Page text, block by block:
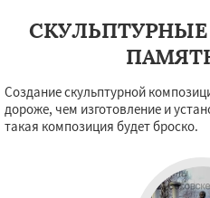
Создание скульптурной
дороже, чем изготовление и
такая композиция будет броско.